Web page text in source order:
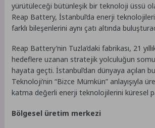
yürütüleceği bütünleşik bir teknoloji üssü
Reap Battery, İstanbul’da enerji
farklı bileşenlerini aynı çatı altında
Reap Battery’nin Tuzla’daki fabrikası, 21
hedeflere uzanan stratejik yolculuğun
hayata geçti. İstanbul’dan dünyaya açılan
Teknoloji’nin “Bizce Mümkün” anlayışıyla
katma değerli enerji teknolojilerini küresel
Bölgesel üretim merkezi